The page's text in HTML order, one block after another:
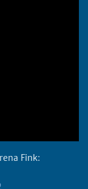
Fink: